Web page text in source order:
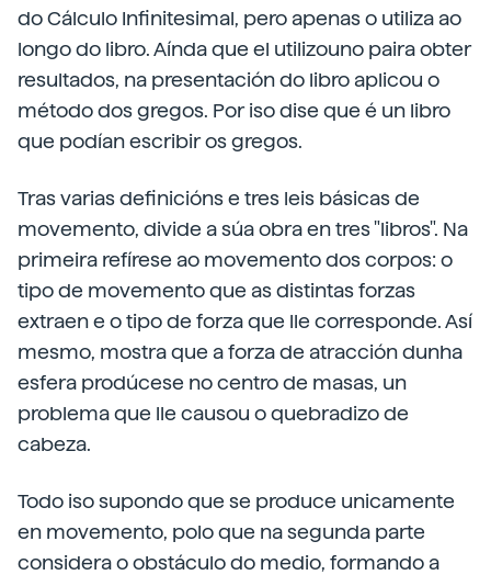
do Cálculo Infinitesimal, pero apenas o utiliza ao
longo do libro. Aínda que el utilizouno paira obter
resultados, na presentación do libro aplicou o
método dos gregos. Por iso dise que é un libro
que podían escribir os gregos.
Tras varias definicións e tres leis básicas de
movemento, divide a súa obra en tres "libros". Na
primeira refírese ao movemento dos corpos: o
tipo de movemento que as distintas forzas
extraen e o tipo de forza que lle corresponde. Así
mesmo, mostra que a forza de atracción dunha
esfera prodúcese no centro de masas, un
problema que lle causou o quebradizo de
cabeza.
Todo iso supondo que se produce unicamente
en movemento, polo que na segunda parte
considera o obstáculo do medio, formando a